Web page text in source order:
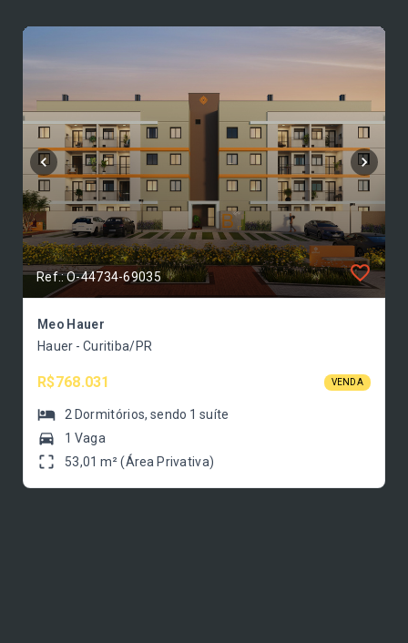
Ref.: O-44734-69035
Meo Hauer
Hauer - Curitiba/PR
R$768.031 VENDA
2 Dormitórios, sendo 1 suíte
1 Vaga
53,01 m² (Área Privativa)